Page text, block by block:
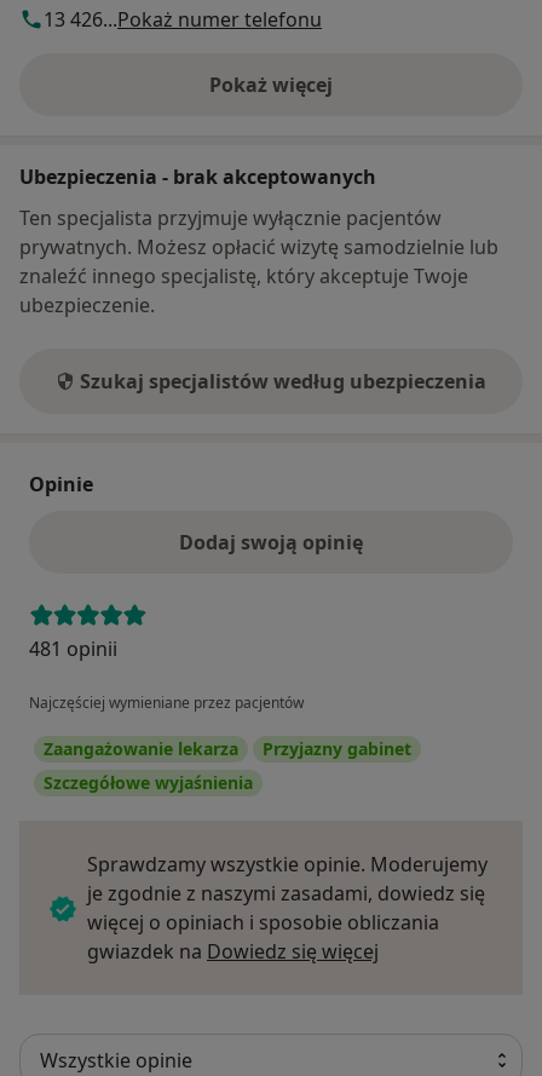
13 426...Pokaż numer telefonu
Pokaż więcej
o adresie
Ubezpieczenia - brak akceptowanych
Ten specjalista przyjmuje wyłącznie pacjentów
prywatnych. Możesz opłacić wizytę samodzielnie lub
znaleźć innego specjalistę, który akceptuje Twoje
ubezpieczenie.
Szukaj specjalistów według ubezpieczenia
Opinie
Dodaj swoją opinię
481 opinii
Najczęściej wymieniane przez pacjentów
Zaangażowanie lekarza
Przyjazny gabinet
Szczegółowe wyjaśnienia
Sprawdzamy wszystkie opinie. Moderujemy
je zgodnie z naszymi zasadami, dowiedz się
więcej o opiniach i sposobie obliczania
gwiazdek na Dowiedz się więcej